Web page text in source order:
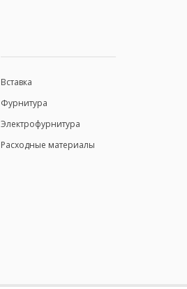
Вставка
Фурнитура
Электрофурнитура
Расходные материалы